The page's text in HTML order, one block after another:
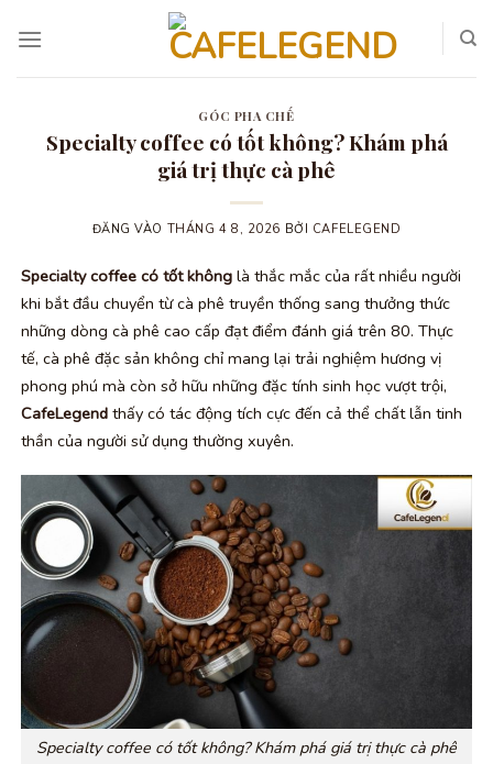
qua
GÓC PHA CHẾ
Specialty coffee có tốt không? Khám phá
giá trị thực cà phê
ĐĂNG VÀO THÁNG 4 8, 2026 BỞI CAFELEGEND
Specialty coffee có tốt không là thắc mắc của rất nhiều người
khi bắt đầu chuyển từ cà phê truyền thống sang thưởng thức
những dòng cà phê cao cấp đạt điểm đánh giá trên 80. Thực
tế, cà phê đặc sản không chỉ mang lại trải nghiệm hương vị
phong phú mà còn sở hữu những đặc tính sinh học vượt trội,
CafeLegend thấy có tác động tích cực đến cả thể chất lẫn tinh
thần của người sử dụng thường xuyên.
Specialty coffee có tốt không? Khám phá giá trị thực cà phê